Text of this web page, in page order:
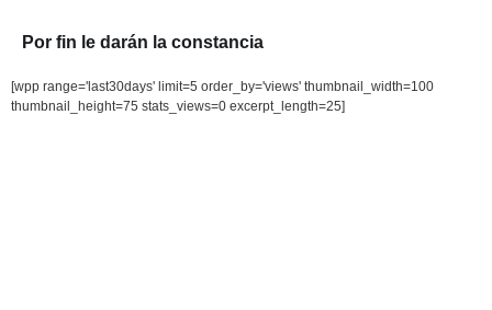
Por fin le darán la constancia
[wpp range='last30days' limit=5 order_by='views' thumbnail_width=100
thumbnail_height=75 stats_views=0 excerpt_length=25]